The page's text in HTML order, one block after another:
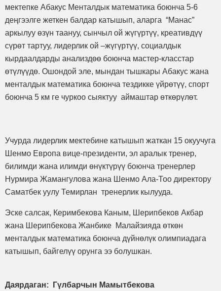
мектепке Абакус Менталдык математика боюнча 5-6
деңгээлге жеткен балдар катышып, аларга “Манас”
аркылуу өзүн таануу, сынчыл ой жүгүртүү, креативдүү
сүрөт тартуу, лидерлик ой –жүгүртүү, социалдык
кырдаалдарды анализдөө боюнча мастер-класстар
өтүлүүдө. Ошондой эле, мындан тышкары Абакус жана
менталдык математика боюнча тездикке үйрөтүү, спорт
боюнча 5 км ге чуркоо сыяктуу аймаштар өткөрүлөт.
Учурда лидерлик мектебине катышып жаткан 15 окуучуга
Шенмо Европа вице-президенти, эл аралык тренер,
билимди жана илимди өнүктүрүү боюнча тренерлер
Нурмира Жамангулова жана Шенмо Ала-Тоо директору
Саматбек уулу Темирлан тренерлик кылууда.
Эске салсак, Керимбекова Каным, Шерипбеков Акбар
жана Шерипбекова Жанбике Малайзияда өткөн
менталдык математика боюнча дүйнөлүк олимпиадага
катышып, байгелүү орунга ээ болушкан.
Даярдаган: Гүлбарчын Мамытбекова